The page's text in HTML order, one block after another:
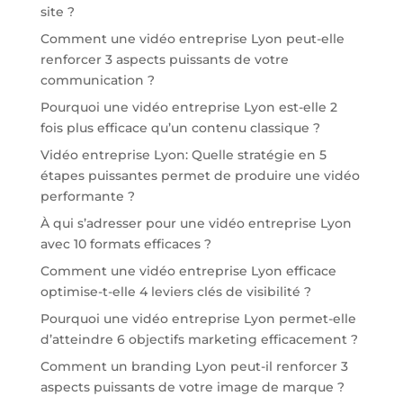
site ?
Comment une vidéo entreprise Lyon peut-elle
renforcer 3 aspects puissants de votre
communication ?
Pourquoi une vidéo entreprise Lyon est-elle 2
fois plus efficace qu’un contenu classique ?
Vidéo entreprise Lyon: Quelle stratégie en 5
étapes puissantes permet de produire une vidéo
performante ?
À qui s’adresser pour une vidéo entreprise Lyon
avec 10 formats efficaces ?
Comment une vidéo entreprise Lyon efficace
optimise-t-elle 4 leviers clés de visibilité ?
Pourquoi une vidéo entreprise Lyon permet-elle
d’atteindre 6 objectifs marketing efficacement ?
Comment un branding Lyon peut-il renforcer 3
aspects puissants de votre image de marque ?